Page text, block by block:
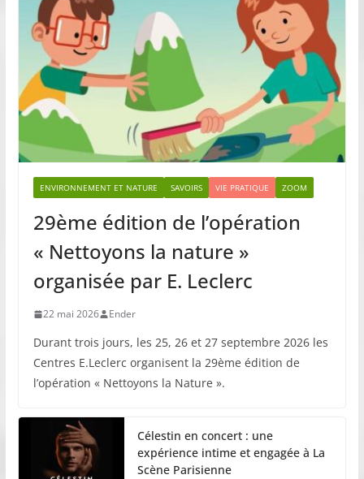
ENVIRONNEMENT ET NATURE SAVOIRS VIE PRATIQUE ZOOM
29ème édition de l’opération
« Nettoyons la nature »
organisée par E. Leclerc
22 mai 2026 Ender
Durant trois jours, les 25, 26 et 27 septembre 2026 les
Centres E.Leclerc organisent la 29ème édition de
l’opération « Nettoyons la Nature ».
Célestin en concert : une
expérience intime et engagée à La
Scène Parisienne